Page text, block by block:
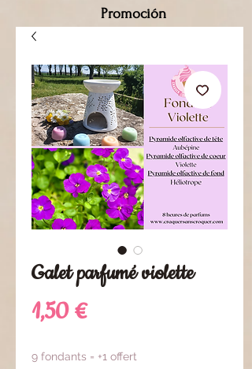
Promoción
Galet parfumé violette
1,50 €Precio
9 fondants = +1 offert